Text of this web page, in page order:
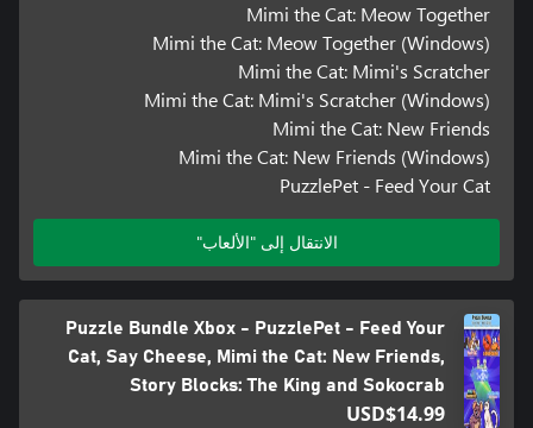
Mimi the Cat: Meow Together
Mimi the Cat: Meow Together (Windows)
Mimi the Cat: Mimi's Scratcher
Mimi the Cat: Mimi's Scratcher (Windows)
Mimi the Cat: New Friends
Mimi the Cat: New Friends (Windows)
PuzzlePet - Feed Your Cat
الانتقال إلى "الألعاب"
Puzzle Bundle Xbox - PuzzlePet - Feed Your
Cat, Say Cheese, Mimi the Cat: New Friends,
Story Blocks: The King and Sokocrab
USD$14.99